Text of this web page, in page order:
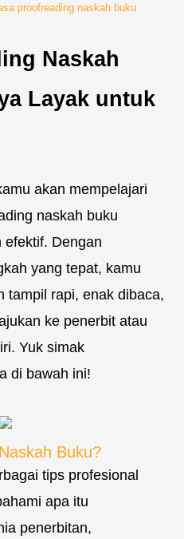
proofreading naskah buku
Naskah
Layak untuk
akan mempelajari
naskah buku
efektif. Dengan
yang tepat, kamu
tampil rapi, enak dibaca,
ke penerbit atau
Yuk simak
di bawah ini!
Buku?
tips profesional
apa itu
penerbitan,